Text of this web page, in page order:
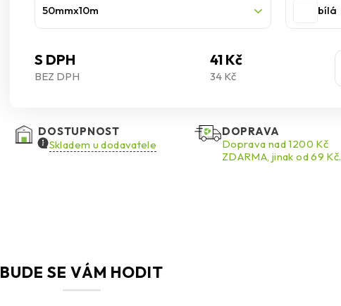
50mmx10m bílá
S DPH 41 Kč
BEZ DPH 34 Kč
DOSTUPNOST
Skladem u dodavatele
DOPRAVA
Doprava nad 1200 Kč
ZDARMA, jinak od 69 Kč.
BUDE SE VÁM HODIT